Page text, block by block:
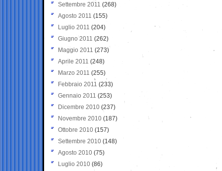
Settembre 2011 (268)
Agosto 2011 (155)
Luglio 2011 (204)
Giugno 2011 (262)
Maggio 2011 (273)
Aprile 2011 (248)
Marzo 2011 (255)
Febbraio 2011 (233)
Gennaio 2011 (253)
Dicembre 2010 (237)
Novembre 2010 (187)
Ottobre 2010 (157)
Settembre 2010 (148)
Agosto 2010 (75)
Luglio 2010 (86)